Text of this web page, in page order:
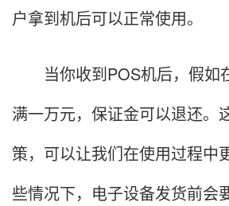
户拿到机后可以正常使用。
当你收到POS机后，假如
满一万元，保证金可以退还。
策，可以让我们在使用过程中
些情况下，电子设备发货前会